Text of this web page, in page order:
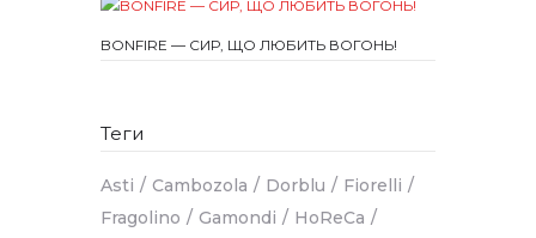
BONFIRE — СИР, ЩО ЛЮБИТЬ ВОГОНЬ!
Теги
Asti Cambozola Dorblu
Fiorelli
Fragolino
Gamondi
HoReCa